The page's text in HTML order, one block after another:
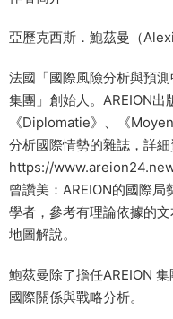
亞歷克西斯．鮑茲曼（
法國「國際風險分析與預
集團」創始人。AREION出
《Diplomatie》、《
分析國際情勢的雜誌，詳細
https://
曾讚美：AREION的國際
學者，參考有理論依據的
地圖解說。
鮑茲曼除了擔任AREION
國際關係與戰略分析。